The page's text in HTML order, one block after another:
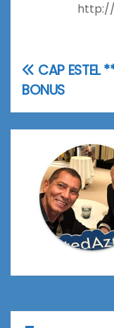
de
l’article
CAP ESTEL
BONUS